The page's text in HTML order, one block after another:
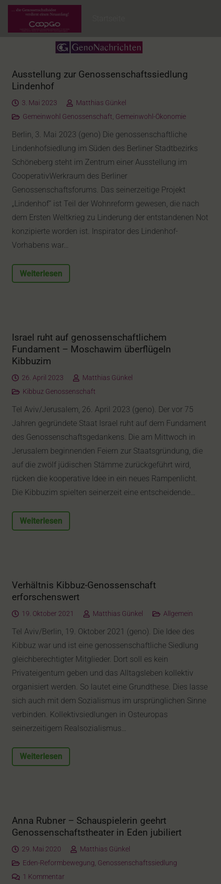
Ausstellung zur Genossenschaftssiedlung
Lindenhof
3. Mai 2023
Matthias Günkel
Gemeinwohl Genossenschaft, Gemeinwohl-Ökonomie
Berlin, 3. Mai 2023 (geno) Die genossenschaftliche
Lindenhofsiedlung im Süden des Berliner Stadtbezirks
Schöneberg steht im Zentrum einer Ausstellung im
CooperativWerkraum des Berliner
Genossenschaftsforums. Das seinerzeitige Projekt
„Lindenhof“ ist Teil der Wohnreform gewesen, die nach
dem Ersten Weltkrieg zu Linderung der entstandenen Not
konzipierte worden ist. Inspirator des Lindenhof-
Vorhabens war…
Weiterlesen
Israel ruht auf genossenschaftlichem
Fundament – Moschawim überflügeln
Kibbuzim
26. April 2023
Matthias Günkel
Kibbuz Genossenschaft
Tel Aviv/Jerusalem, 26. April 2023 (geno). Der vor 75
Jahren gegründete Staat Israel ruht auf dem Fundament
des Genossenschaftsgedankens. Die am Mittwoch in
Jerusalem beginnenden Feiern zur Staatsgründung, die
auf die zwölf jüdischen Stämme zurückgeführt wird,
rücken die kooperative Idee in ein neues Rampenlicht.
Die Kibbuzim spielten seinerzeit eine entscheidende…
Weiterlesen
Verhältnis Kibbuz-Genossenschaft
erforschenswert
19. Oktober 2021 Matthias Günkel Allgemein
Tel Aviv/Berlin, 19. Oktober 2021 (geno). Die Idee des
Kibbuz war und ist eine genossenschaftliche Siedlung
gleichberechtigter Mitglieder. Dort soll es kein
Privateigentum geben und das Alltagsleben kollektiv
organisiert werden. So lautet eine Grundthese. Dies lasse
sich auch mit dem Sozialismus im ursprünglichen Sinne
verbinden. Kollektivsiedlungen in Osteuropas
seinerzeitigem Realsozialismus…
Weiterlesen
Anna Rubner – Schauspielerin geehrt
Genossenschaftstheater in Eden jubiliert
29. Mai 2020
Matthias Günkel
Eden-Reformbewegung, Genossenschaftssiedlung
1 Kommentar